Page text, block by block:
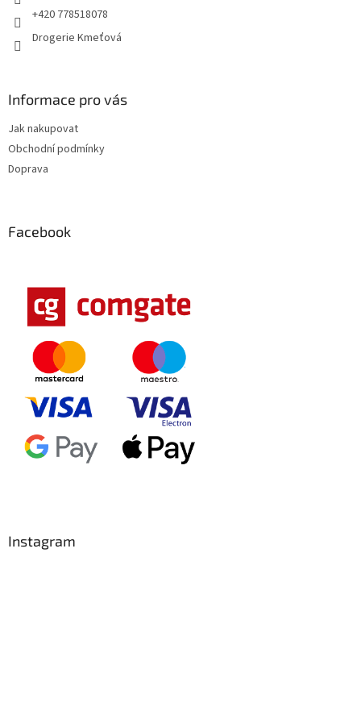
+420 778518078
Drogerie Kmeťová
Informace pro vás
Jak nakupovat
Obchodní podmínky
Doprava
Facebook
Instagram